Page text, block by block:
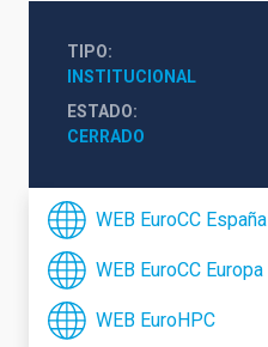
TIPO
INSTITUCIONAL
ESTADO
CERRADO
WEB EuroCC España
WEB EuroCC Europa
WEB EuroHPC